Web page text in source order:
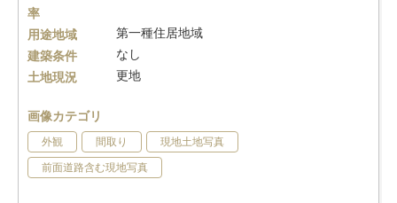
率
用途地域
第一種住居地域
建築条件
なし
土地現況
更地
画像カテゴリ
外観 間取り 現地土地写真
前面道路含む現地写真